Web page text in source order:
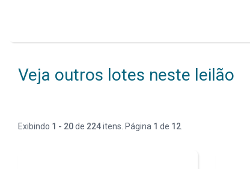
Veja outros lotes neste leilão
Exibindo 1 - 20de 224itens. Página 1 de 12